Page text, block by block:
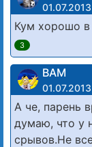
Кум хорошо в
3
ВАМ
А че, парень
думаю, что у
срывов.Не